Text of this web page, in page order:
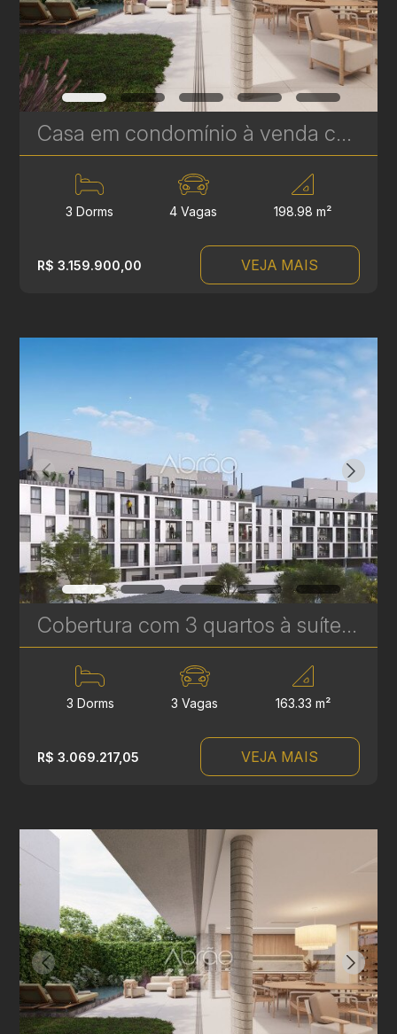
Casa em condomínio à venda com 3 suítes em Campina do Siqueira - 312,44 m² - Casa Áurea | Ref. 1770
3 Dorms 4 Vagas 198.98 m²
R$ 3.159.900,00 VEJA MAIS
Cobertura com 3 quartos à suítes no Le Gris - Santa Felicidade - 163,33m² privativos | Ref. 1775
3 Dorms 3 Vagas 163.33 m²
R$ 3.069.217,05 VEJA MAIS